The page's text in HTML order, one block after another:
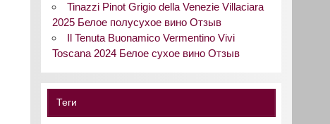
Tinazzi Pinot Grigio della Venezie Villaciara
2025 Белое полусухое вино Отзыв
Il Tenuta Buonamico Vermentino Vivi
Toscana 2024 Белое сухое вино Отзыв
Теги